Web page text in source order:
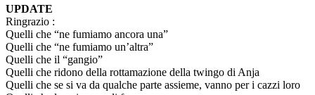
UPDATE
Ringrazio :
Quelli che “ne fumiamo ancora una”
Quelli che “ne fumiamo un’altra”
Quelli che il “gangio”
Quelli che ridono della rottamazione della twingo di Anja
Quelli che se si va da qualche parte assieme, vanno per i cazzi loro